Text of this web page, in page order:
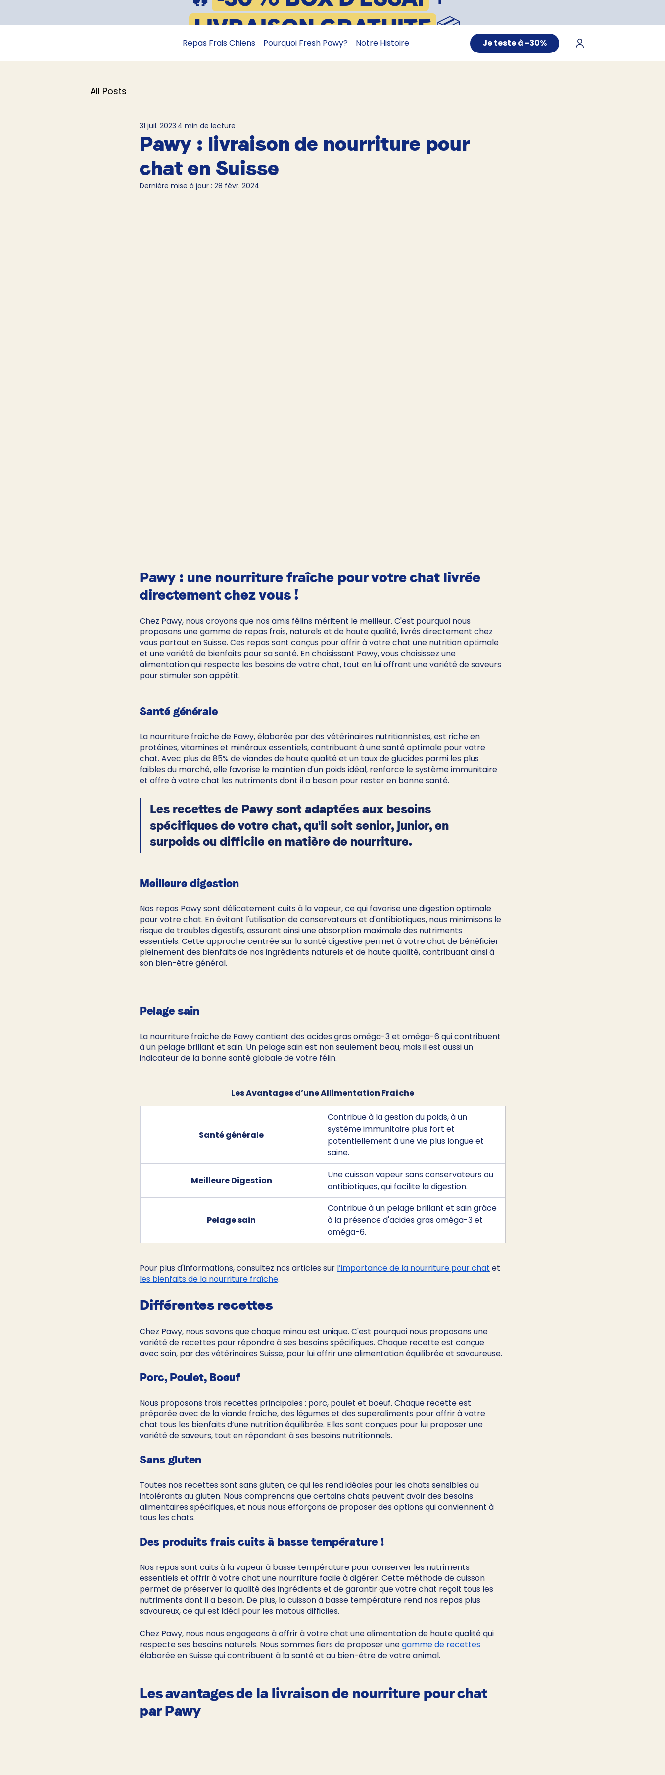
LIVRAISON GRATUITE📦
Repas Frais Chiens Pourquoi Fresh Pawy? Notre Histoire Je teste à -30%
All Posts
Pawy : livraison de nourriture pour
chat en Suisse
31 juil. 2023 4 min de lecture
Dernière mise à jour : 28 févr. 2024
Pawy : une nourriture fraîche pour votre chat livrée
directement chez vous !
Chez Pawy, nous croyons que nos amis félins méritent le meilleur. C'est pourquoi nous
proposons une gamme de repas frais, naturels et de haute qualité, livrés directement chez
vous partout en Suisse. Ces repas sont conçus pour offrir à votre chat une nutrition optimale
et une variété de bienfaits pour sa santé. En choisissant Pawy, vous choisissez une
alimentation qui respecte les besoins de votre chat, tout en lui offrant une variété de saveurs
pour stimuler son appétit.
Santé générale
La nourriture fraîche de Pawy, élaborée par des vétérinaires nutritionnistes, est riche en
protéines, vitamines et minéraux essentiels, contribuant à une santé optimale pour votre
chat. Avec plus de 85% de viandes de haute qualité et un taux de glucides parmi les plus
faibles du marché, elle favorise le maintien d'un poids idéal, renforce le système immunitaire
et offre à votre chat les nutriments dont il a besoin pour rester en bonne santé.
Les recettes de Pawy sont adaptées aux besoins
spécifiques de votre chat, qu'il soit senior, junior, en
surpoids ou difficile en matière de nourriture.
Meilleure digestion
Nos repas Pawy sont délicatement cuits à la vapeur, ce qui favorise une digestion optimale
pour votre chat. En évitant l'utilisation de conservateurs et d'antibiotiques, nous minimisons le
risque de troubles digestifs, assurant ainsi une absorption maximale des nutriments
essentiels. Cette approche centrée sur la santé digestive permet à votre chat de bénéficier
pleinement des bienfaits de nos ingrédients naturels et de haute qualité, contribuant ainsi à
son bien-être général.
Pelage sain
La nourriture fraîche de Pawy contient des acides gras oméga-3 et oméga-6 qui contribuent
à un pelage brillant et sain. Un pelage sain est non seulement beau, mais il est aussi un
indicateur de la bonne santé globale de votre félin.
Les Avantages d’une Allimentation Fraîche
Santé générale
Contribue à la gestion du poids, à un
système immunitaire plus fort et
potentiellement à une vie plus longue et
saine.
​Meilleure Digestion
Une cuisson vapeur sans conservateurs ou
antibiotiques, qui facilite la digestion.
Pelage sain
Contribue à un pelage brillant et sain grâce
à la présence d'acides gras oméga-3 et
oméga-6.
Pour plus d'informations, consultez nos articles sur l’importance de la nourriture pour chat et
les bienfaits de la nourriture fraîche.
Différentes recettes
Chez Pawy, nous savons que chaque minou est unique. C'est pourquoi nous proposons une
variété de recettes pour répondre à ses besoins spécifiques. Chaque recette est conçue
avec soin, par des vétérinaires Suisse, pour lui offrir une alimentation équilibrée et savoureuse.
Porc, Poulet, Boeuf
Nous proposons trois recettes principales : porc, poulet et boeuf. Chaque recette est
préparée avec de la viande fraîche, des légumes et des superaliments pour offrir à votre
chat tous les bienfaits d’une nutrition équilibrée. Elles sont conçues pour lui proposer une
variété de saveurs, tout en répondant à ses besoins nutritionnels.
Sans gluten
Toutes nos recettes sont sans gluten, ce qui les rend idéales pour les chats sensibles ou
intolérants au gluten. Nous comprenons que certains chats peuvent avoir des besoins
alimentaires spécifiques, et nous nous efforçons de proposer des options qui conviennent à
tous les chats.
Des produits frais cuits à basse température !
Nos repas sont cuits à la vapeur à basse température pour conserver les nutriments
essentiels et offrir à votre chat une nourriture facile à digérer. Cette méthode de cuisson
permet de préserver la qualité des ingrédients et de garantir que votre chat reçoit tous les
nutriments dont il a besoin. De plus, la cuisson à basse température rend nos repas plus
savoureux, ce qui est idéal pour les matous difficiles.
Chez Pawy, nous nous engageons à offrir à votre chat une alimentation de haute qualité qui
respecte ses besoins naturels. Nous sommes fiers de proposer une gamme de recettes
élaborée en Suisse qui contribuent à la santé et au bien-être de votre animal.
Les avantages de la livraison de nourriture pour chat
par Pawy